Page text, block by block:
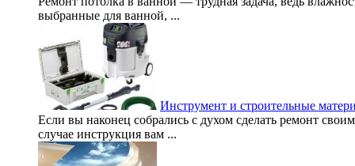
выбранные для ванной, ...
Инструмент и строительные
Если вы наконец собрались с духом сделать ремонт
случае инструкция вам ...